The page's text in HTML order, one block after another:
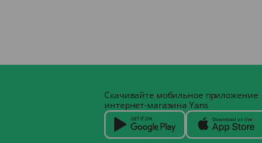
Скачивайте мобильное приложение
интернет-магазина Yans